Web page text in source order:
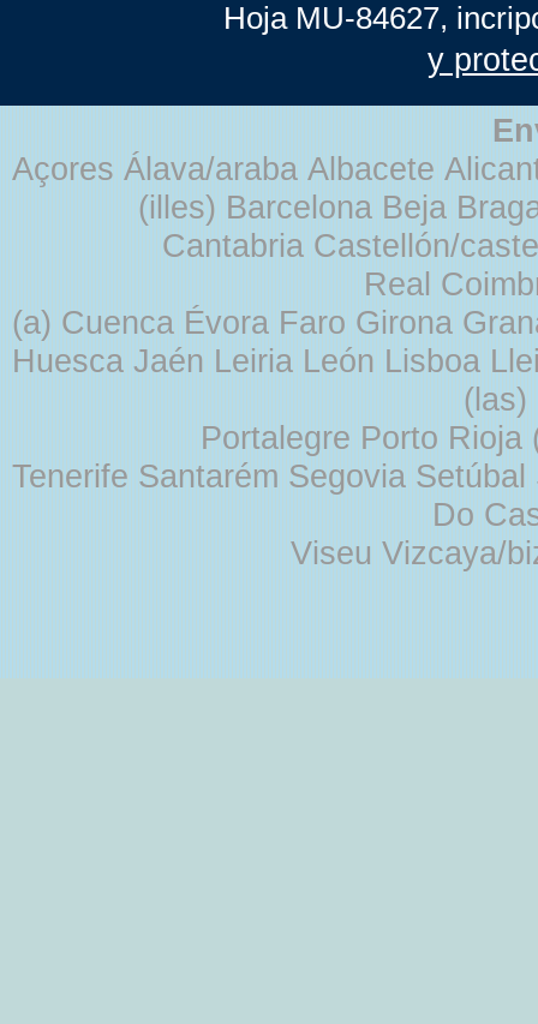
Hoja MU-84627,
y
Açores Álava/araba Albacete
(illes) Barcelona Beja
Cantabria Castellón/
Real
(a) Cuenca Évora Faro Girona
Huesca Jaén Leiria León Lisboa
Portalegre Porto
Tenerife Santarém Segovia
Do
Viseu Vizcaya/